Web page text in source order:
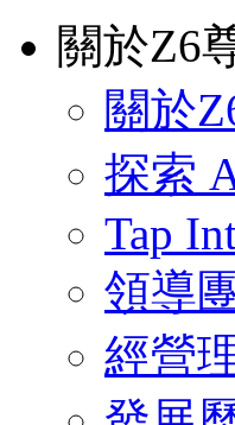
關於Z6
關於
探索
Tap
領導
經營